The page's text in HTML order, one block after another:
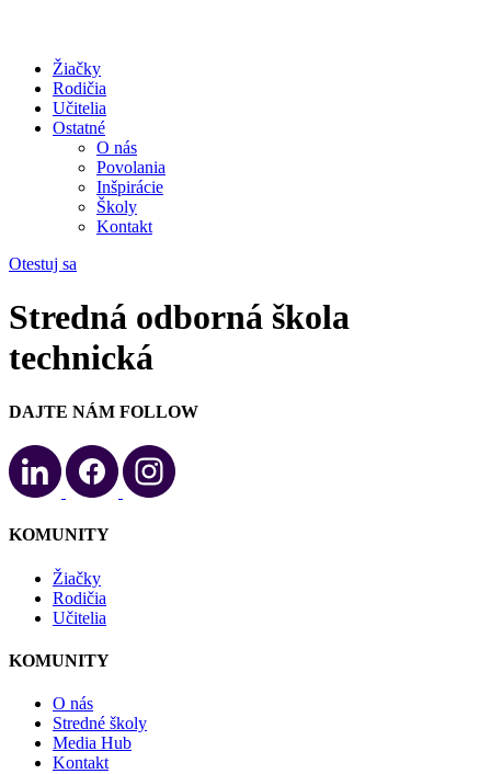
Žiačky
Rodičia
Učitelia
Ostatné
O nás
Povolania
Inšpirácie
Školy
Kontakt
Otestuj sa
Stredná odborná škola
technická
DAJTE NÁM FOLLOW
KOMUNITY
Žiačky
Rodičia
Učitelia
KOMUNITY
O nás
Stredné školy
Media Hub
Kontakt